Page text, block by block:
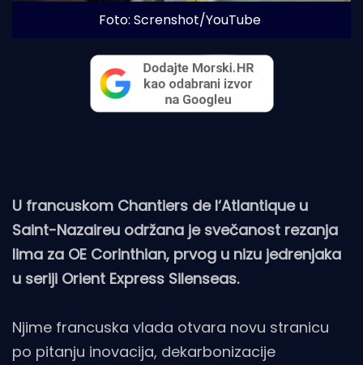
Foto: Screnshot/YouTube
U francuskom Chantiers de l‘Atlantique u
Saint-Nazaireu održana je svečanost rezanja
lima za OE Corinthian, prvog u nizu jedrenjaka
u seriji Orient Express Silenseas.
Njime francuska vlada otvara novu stranicu
po pitanju inovacija, dekarbonizacije